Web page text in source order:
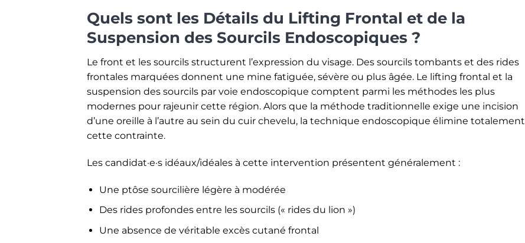
Quels sont les Détails du Lifting Frontal et de la
Suspension des Sourcils Endoscopiques ?
Le front et les sourcils structurent l’expression du visage. Des sourcils tombants et des rides
frontales marquées donnent une mine fatiguée, sévère ou plus âgée. Le lifting frontal et la
suspension des sourcils par voie endoscopique comptent parmi les méthodes les plus
modernes pour rajeunir cette région. Alors que la méthode traditionnelle exige une incision
d’une oreille à l’autre au sein du cuir chevelu, la technique endoscopique élimine totalement
cette contrainte.
Les candidat·e·s idéaux/idéales à cette intervention présentent généralement :
Une ptôse sourcilière légère à modérée
Des rides profondes entre les sourcils (« rides du lion »)
Une absence de véritable excès cutané frontal